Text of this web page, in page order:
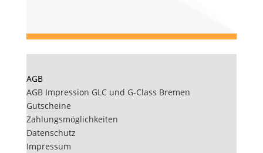
AGB
AGB Impression GLC und G-Class Bremen
Gutscheine
Zahlungsmöglichkeiten
Datenschutz
Impressum